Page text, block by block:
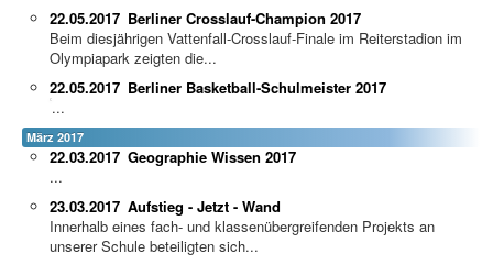
Berliner Crosslauf-Champion 2017
22.05.2017
Beim diesjährigen Vattenfall-Crosslauf-Finale im Reiterstadion im
Olympiapark zeigten die...
Berliner Basketball-Schulmeister 2017
22.05.2017
...
März 2017
Geographie Wissen 2017
22.03.2017
...
Aufstieg - Jetzt - Wand
23.03.2017
Innerhalb eines fach- und klassenübergreifenden Projekts an
unserer Schule beteiligten sich...